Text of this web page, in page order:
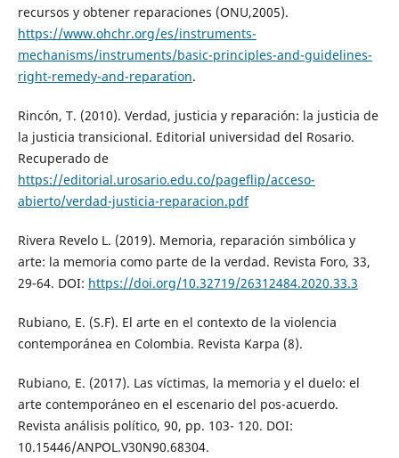
recursos y obtener reparaciones (ONU,2005).
https://www.ohchr.org/es/instruments-
mechanisms/instruments/basic-principles-and-guidelines-
right-remedy-and-reparation.
Rincón, T. (2010). Verdad, justicia y reparación: la justicia de
la justicia transicional. Editorial universidad del Rosario.
Recuperado de
https://editorial.urosario.edu.co/pageflip/acceso-
abierto/verdad-justicia-reparacion.pdf
Rivera Revelo L. (2019). Memoria, reparación simbólica y
arte: la memoria como parte de la verdad. Revista Foro, 33,
29-64. DOI: https://doi.org/10.32719/26312484.2020.33.3
Rubiano, E. (S.F). El arte en el contexto de la violencia
contemporánea en Colombia. Revista Karpa (8).
Rubiano, E. (2017). Las víctimas, la memoria y el duelo: el
arte contemporáneo en el escenario del pos-acuerdo.
Revista análisis político, 90, pp. 103- 120. DOI:
10.15446/ANPOL.V30N90.68304.